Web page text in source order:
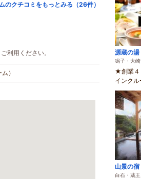
のクチコミをもっとみる（26件）
利用ください。
）
源蔵の
鳴子・大崎
★創業４
インク
山景の
白石・蔵王